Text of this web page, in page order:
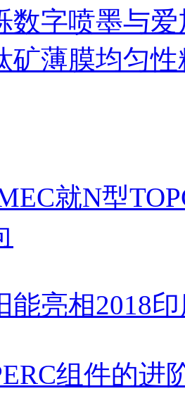
数字喷墨与
矿薄膜均匀
就N型
能亮相2018
组件的进